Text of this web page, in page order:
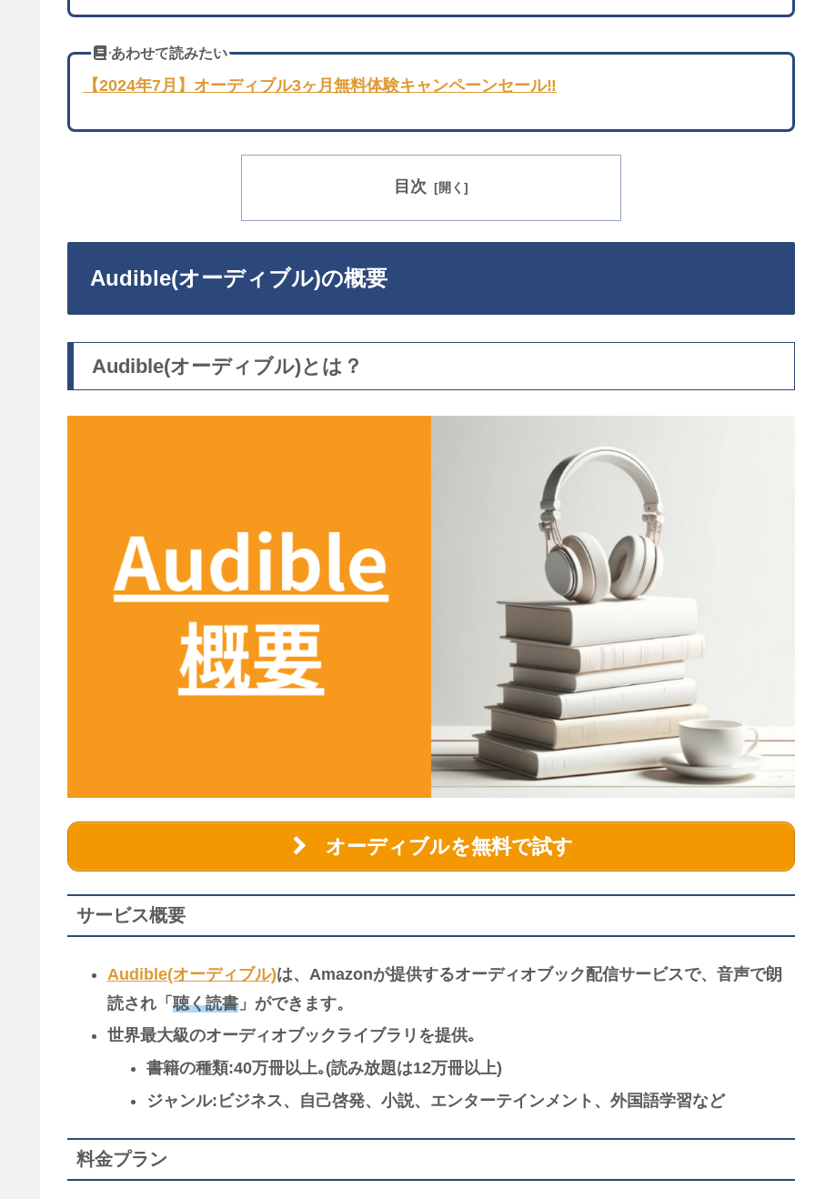
あわせて読みたい
【2024年7月】オーディブル3ヶ月無料体験キャンペーンセール‼️
目次
Audible(オーディブル)の概要
Audible(オーディブル)とは？
オーディブルを無料で試す
サービス概要
Audible(オーディブル)は、Amazonが提供するオーディオブック配信サービスで、音声で朗
読され「 聴く読書」ができます。
世界最大級のオーディオブックライブラリを提供｡
書籍の種類:40万冊以上｡(読み放題は12万冊以上)
ジャンル:ビジネス、自己啓発、小説、エンターテインメント、外国語学習など
料金プラン